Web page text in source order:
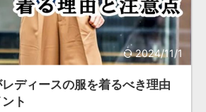
2024/11/1
ディースの服を着るべき理由
ト